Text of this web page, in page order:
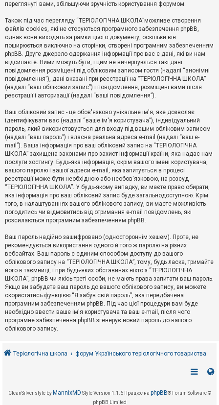
о
і
д
е
й
А
т
и
в
е
м
и
П
о
ш
у
Д
о
м
о
г
переглянуті вами, збільшуючи зручність користування форумом.
Також під час перегляду “ТЕРІОЛОГІЧНА ШКОЛА”можливе створення
файлів cookies, які не стосуються програмного забезпечення phpBB,
однак вони виходять за рамки цього документу, оскільки він
поширюється виключно на сторінки, створені програмним забезпеченням
phpBB. Друге джерело одержання інформації про вас є дані, які ви нам
відсилаєте. Ними можуть бути, і цим не вичерпуються такі дані:
повідомлення розміщені під обліковим записом гостя (надалі “анонімні
повідомлення”), дані вказані при реєстрації на “ТЕРІОЛОГІЧНА ШКОЛА”
(надалі “ваш обліковий запис”) і повідомлення, розміщені вами після
реєстрації і авторизації (надалі “ваші повідомлення”).
Ваш обліковий запис - це обов'язково унікальне ім'я, яке дозволяє
ідентифікувати вас (надалі “ваше ім'я користувача”), індивідуальний
пароль, який використовується для входу під вашим обліковим записом
(надалі “ваш пароль”) і власна реальна адреса e-mail (надалі “ваш e-
mail”). Ваша інформація про ваш обліковий запис на “ТЕРІОЛОГІЧНА
ШКОЛА” захищена законами про захист інформації країни, яка надає нам
послуги хостингу. Будь-яка інформація, окрім вашого імені користувача,
вашого паролю і вашої адреси e-mail, яка запитується в процесі
реєстрації може бути необхідною або необов'язковою, на розсуд
“ТЕРІОЛОГІЧНА ШКОЛА”. У будь-якому випадку, ви маєте право обирати,
яка інформація про ваш обліковий запис буде загальнодоступною. Крім
того, в налаштуваннях вашого облікового запису, ви маєте можливість
погодитись чи відмовитись від отримання e-mail повідомлень, які
розсилаються програмним забезпеченням phpBB.
Ваш пароль надійно зашифровано (одностороннім хешем). Проте, не
рекомендується використання одного й того ж паролю на різних
вебсайтах. Ваш пароль є єдиним способом доступу до вашого
облікового запису на “ТЕРІОЛОГІЧНА ШКОЛА”, тому, будь ласка, тримайте
його в таємниці, і при будь-яких обставинах ніхто з “ТЕРІОЛОГІЧНА
ШКОЛА”, phpBB чи якісь треті особи, не мають права запитати ваш пароль.
Якщо ви забудете ваш пароль до вашого облікового запису, ви можете
скористатись функцією “Я забув свій пароль”, яка передбачена
програмним забезпеченням phpBB. Під час цієї процедури вам буде
необхідно ввести ваше ім'я користувача та ваш e-mail, після чого
програмне забезпечення phpBB згенерує новий пароль до вашого
облікового запису.
Теріологічна школа форум Українського теріологічного товариства
CleanSilver style by MannixMD Style Version 1.1.6 Працює на phpBB® Forum Software ©
phpBB Limited